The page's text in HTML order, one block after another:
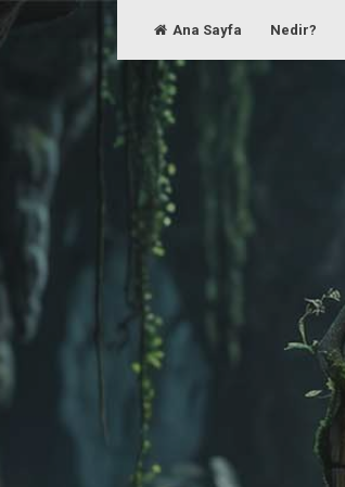
Skip
Ana Sayfa Nedir?